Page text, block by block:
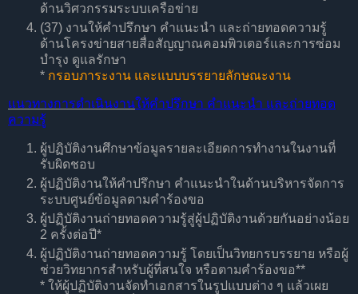
ด้านวิศวกรรมระบบเครือข่าย
(37) งานให้คำปรึกษา คำแนะนำ และถ่ายทอดความรู้
ด้านโครงข่ายสายสื่อสัญญาณคอมพิวเตอร์และการซ่อม
บำรุง ดูแลรักษา
* กรอบภาระงาน และแบบบรรยายลักษณะงาน
แนวทางการดำเนินงานให้คำปรึกษา คำแนะนำ และถ่ายทอด
ความรู้
ผู้ปฏิบัติงานศึกษาข้อมูลรายละเอียดการทำงานในงานที่
รับผิดชอบ
ผู้ปฏิบัติงานให้คำปรึกษา คำแนะนำในด้านบริหารจัดการ
ระบบศูนย์ข้อมูลตามคำร้องขอ
ผู้ปฏิบัติงานถ่ายทอดความรู้สู่ผู้ปฏิบัติงานด้วยกันอย่างน้อย
2 ครั้งต่อปี*
ผู้ปฏิบัติงานถ่ายทอดความรู้ โดยเป็นวิทยกรบรรยาย หรือผู้
ช่วยวิทยากรสำหรับผู้ที่สนใจ หรือตามคำร้องขอ**
* ให้ผู้ปฏิบัติงานจัดทำเอกสารในรูปแบบต่าง ๆ แล้วเผย